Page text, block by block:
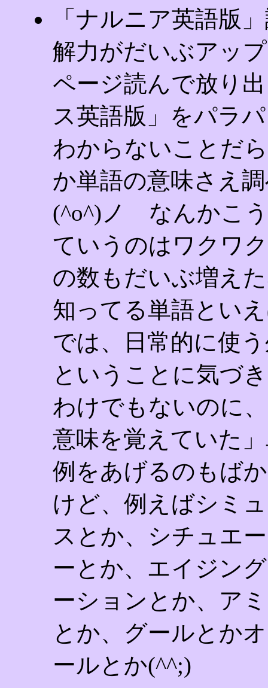
「ナルニア英語版
解力がだいぶアッ
ページ読んで放り
ス英語版」をパラ
わからないことだ
か単語の意味さえ
(^o^)ノ なんかこ
ていうのはワクワ
の数もだいぶ増え
知ってる単語とい
では、日常的に使
ということに気づ
わけでもないのに
意味を覚えていた
例をあげるのもば
けど、例えばシミ
スとか、シチュエ
ーとか、エイジン
ーションとか、ア
とか、グールとか
ールとか(^^;)